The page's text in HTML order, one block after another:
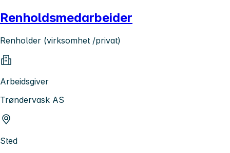
Renholdsmedarbeider
Renholder (virksomhet /privat)
Arbeidsgiver
Trøndervask AS
Sted